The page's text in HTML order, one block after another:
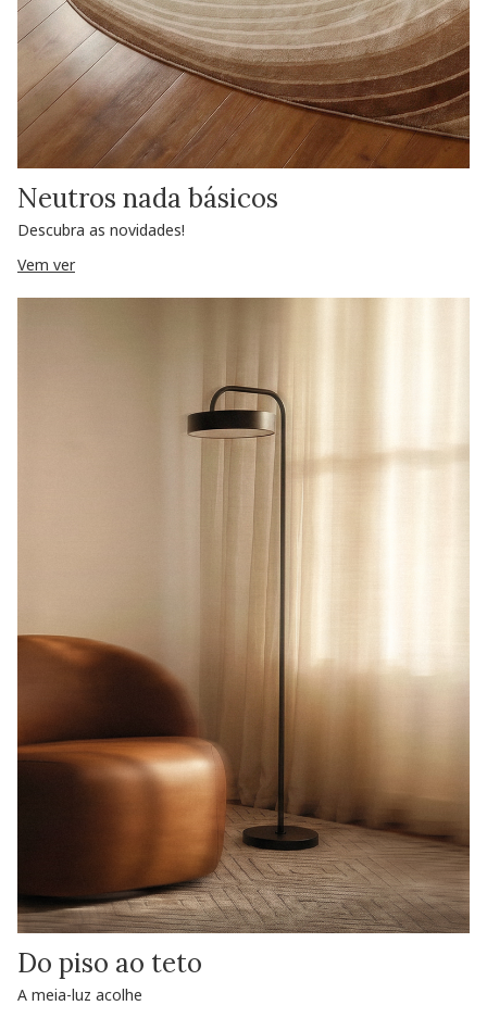
Neutros nada básicos
Descubra as novidades!
Vem ver
Do piso ao teto
A meia-luz acolhe